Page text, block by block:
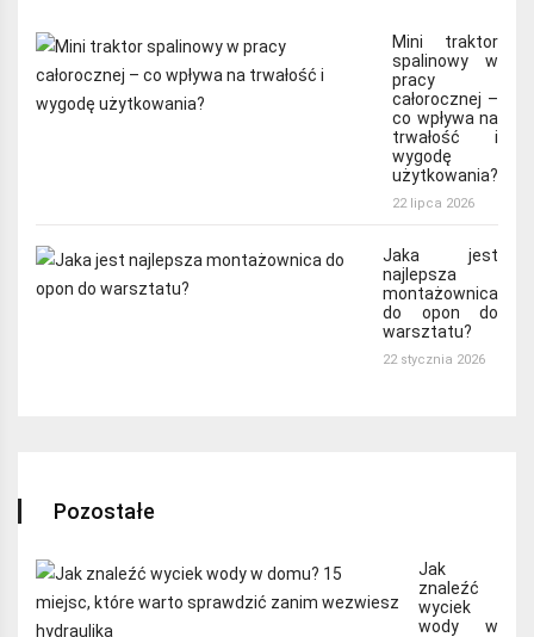
Mini traktor
spalinowy w
pracy
całorocznej –
co wpływa na
trwałość i
wygodę
użytkowania?
22 lipca 2026
Jaka jest
najlepsza
montażownica
do opon do
warsztatu?
22 stycznia 2026
Pozostałe
Jak
znaleźć
wyciek
wody w